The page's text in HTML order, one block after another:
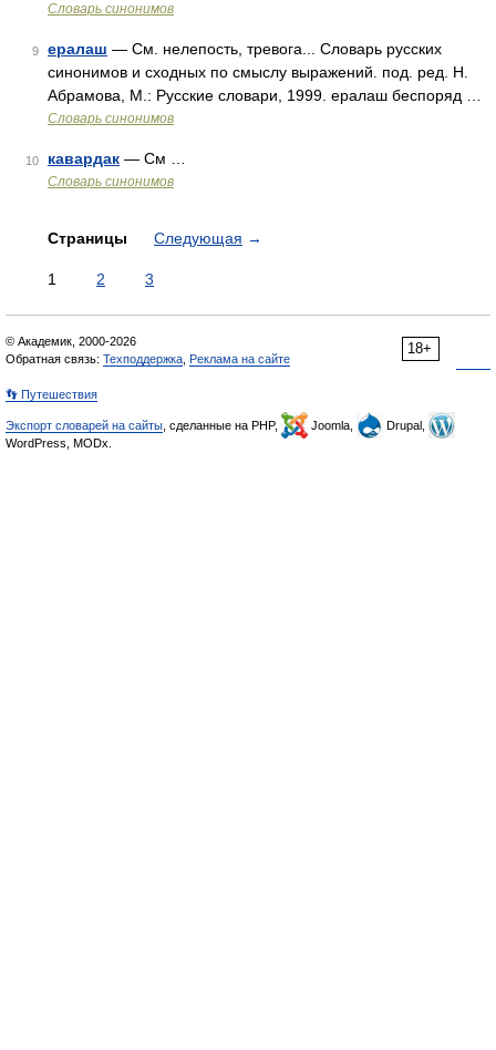
Словарь синонимов
9 ералаш — См. нелепость, тревога... Словарь русских
синонимов и сходных по смыслу выражений. под. ред. Н.
Абрамова, М.: Русские словари, 1999. ералаш беспоряд …
Словарь синонимов
10 кавардак — См …
Словарь синонимов
Страницы Следующая →
1 2 3
18+
© Академик, 2000-2026
Обратная связь: Техподдержка Реклама на сайте
👣 Путешествия
Экспорт словарей на сайты , сделанные на PHP, Joomla,
Drupal,
WordPress, MODx.